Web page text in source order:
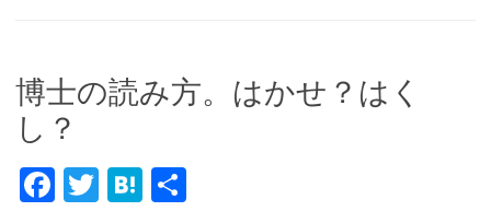
博士の読み方。はかせ？はく
し？
Fa
T
H